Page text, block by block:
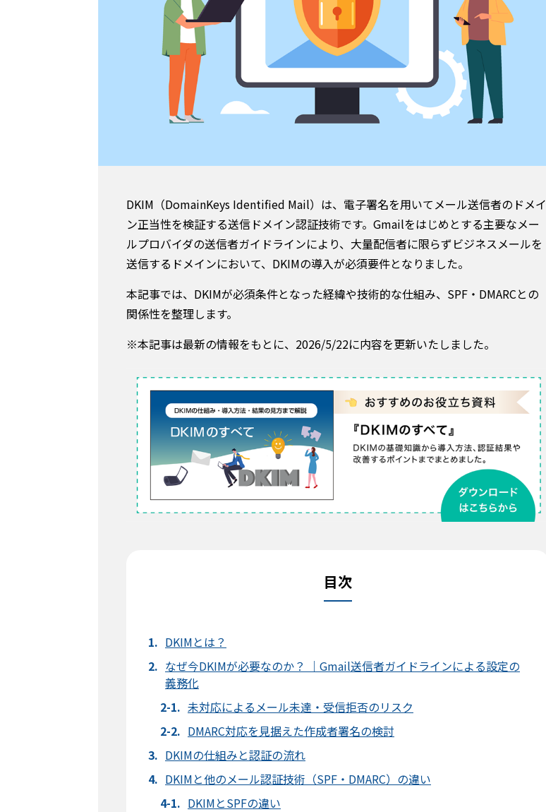
DKIM（DomainKeys Identified Mail）は、電子署名を用いてメール送信者のドメイ
ン正当性を検証する送信ドメイン認証技術です。Gmailをはじめとする主要なメー
ルプロバイダの送信者ガイドラインにより、大量配信者に限らずビジネスメールを
送信するドメインにおいて、DKIMの導入が必須要件となりました。
本記事では、DKIMが必須条件となった経緯や技術的な仕組み、SPF・DMARCとの
関係性を整理します。
※本記事は最新の情報をもとに、2026/5/22に内容を更新いたしました。
目次
DKIMとは？
なぜ今DKIMが必要なのか？ ｜Gmail送信者ガイドラインによる設定の
義務化
未対応によるメール未達・受信拒否のリスク
DMARC対応を見据えた作成者署名の検討
DKIMの仕組みと認証の流れ
DKIMと他のメール認証技術（SPF・DMARC）の違い
DKIMとSPFの違い